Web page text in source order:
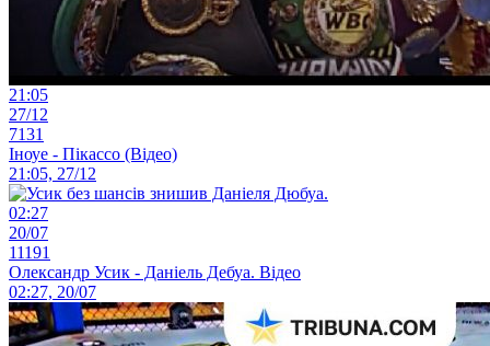
21:05
27/12
7131
Іноуе - Пікассо (Відео)
21:05, 27/12
02:27
20/07
11191
Олександр Усик - Даніель Дебуа. Відео
02:27, 20/07